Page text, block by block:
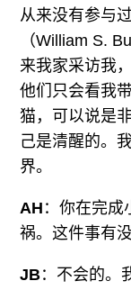
从来没有参与
（William S.
来我家采访我
他们只会看我
猫，可以说是
己是清醒的。
界。
AH ：你在完成
祸。这件事有
JB：不会的。